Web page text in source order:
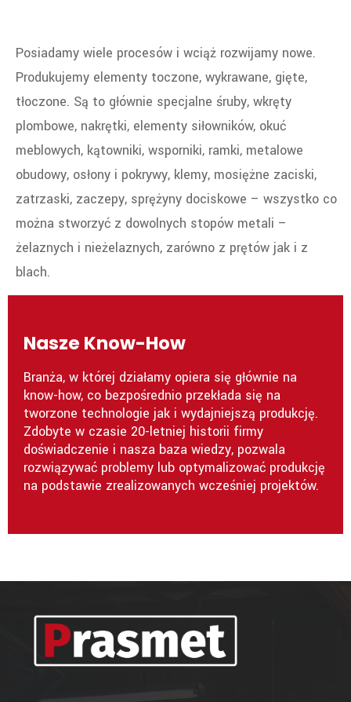
Nasze Know-How
Branża, w której działamy opiera się głównie na
know-how, co bezpośrednio przekłada się na
tworzone technologie jak i wydajniejszą produkcję.
Zdobyte w czasie 20-letniej historii firmy
doświadczenie i nasza baza wiedzy, pozwala
rozwiązywać problemy lub optymalizować produkcję
na podstawie zrealizowanych wcześniej projektów.
Posiadamy wiele procesów i wciąż rozwijamy nowe.
Produkujemy elementy toczone, wykrawane, gięte,
tłoczone. Są to głównie specjalne śruby, wkręty
plombowe, nakrętki, elementy siłowników, okuć
meblowych, kątowniki, wsporniki, ramki, metalowe
obudowy, osłony i pokrywy, klemy, mosiężne zaciski,
zatrzaski, zaczepy, sprężyny dociskowe – wszystko co
można stworzyć z dowolnych stopów metali –
żelaznych i nieżelaznych, zarówno z prętów jak i z
blach.